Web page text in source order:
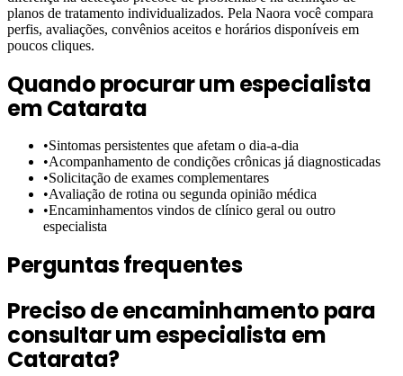
planos de tratamento individualizados. Pela Naora você compara
perfis, avaliações, convênios aceitos e horários disponíveis em
poucos cliques.
Quando procurar um especialista
emCatarata
•Sintomas persistentes que afetam o dia-a-dia
•Acompanhamento de condições crônicas já diagnosticadas
•Solicitação de exames complementares
•Avaliação de rotina ou segunda opinião médica
•Encaminhamentos vindos de clínico geral ou outro
especialista
Perguntas frequentes
Preciso de encaminhamento para
consultar um especialista em
Catarata?